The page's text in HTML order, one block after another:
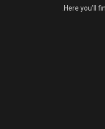
Here you'll